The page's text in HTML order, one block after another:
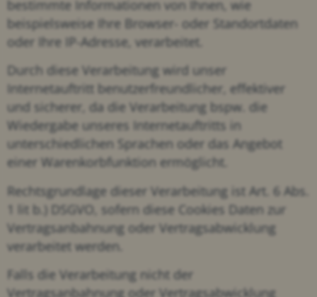
bestimmte Informationen von Ihnen, wie
beispielsweise Ihre Browser- oder Standortdaten
oder Ihre IP-Adresse, verarbeitet.
Durch diese Verarbeitung wird unser
Internetauftritt benutzerfreundlicher, effektiver
und sicherer, da die Verarbeitung bspw. die
Wiedergabe unseres Internetauftritts in
unterschiedlichen Sprachen oder das Angebot
einer Warenkorbfunktion ermöglicht.
Rechtsgrundlage dieser Verarbeitung ist Art. 6 Abs.
1 lit b.) DSGVO, sofern diese Cookies Daten zur
Vertragsanbahnung oder Vertragsabwicklung
verarbeitet werden.
Falls die Verarbeitung nicht der
Vertragsanbahnung oder Vertragsabwicklung